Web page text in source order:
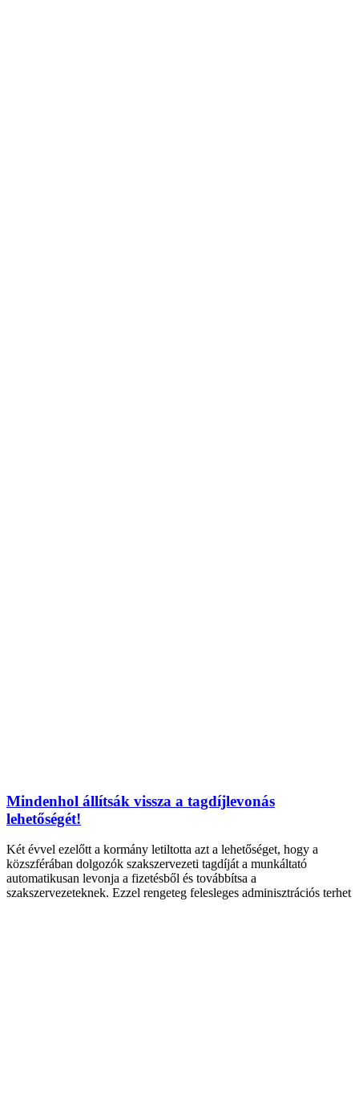
Mindenhol állítsák vissza a tagdíjlevonás
lehetőségét!
Két évvel ezelőtt a kormány letiltotta azt a lehetőséget, hogy a
közszférában dolgozók szakszervezeti tagdíját a munkáltató
automatikusan levonja a fizetésből és továbbítsa a
szakszervezeteknek. Ezzel rengeteg felesleges adminisztrációs terhet